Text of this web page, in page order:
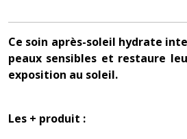
Ce soin après-soleil hydrate
peaux sensibles et restaure
exposition au soleil.
Les + produit :